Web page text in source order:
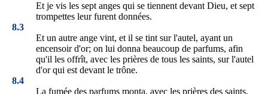
Et je vis les sept anges qui se tiennent devant Dieu, et sept
trompettes leur furent données.
8.3
Et un autre ange vint, et il se tint sur l'autel, ayant un
encensoir d'or; on lui donna beaucoup de parfums, afin
qu'il les offrît, avec les prières de tous les saints, sur l'autel
d'or qui est devant le trône.
8.4
La fumée des parfums monta, avec les prières des saints,